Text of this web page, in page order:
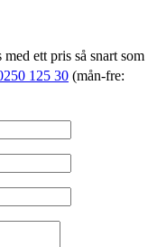
ett pris så snart som
125 30 (mån-fre: